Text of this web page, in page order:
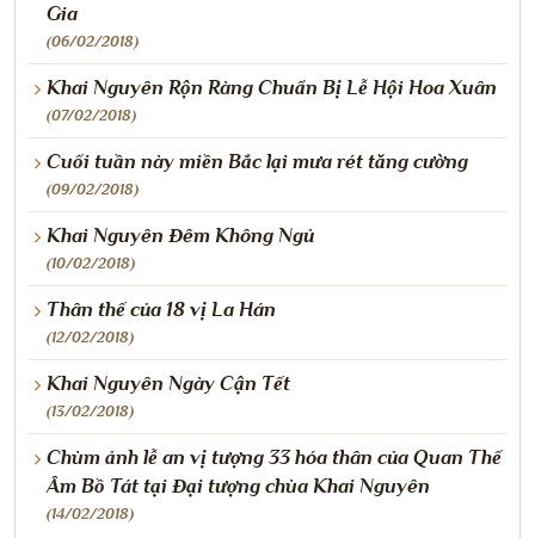
Gia
(06/02/2018)
Khai Nguyên Rộn Ràng Chuẩn Bị Lễ Hội Hoa Xuân
(07/02/2018)
Cuối tuần này miền Bắc lại mưa rét tăng cường
(09/02/2018)
Khai Nguyên Đêm Không Ngủ
(10/02/2018)
Thân thế của 18 vị La Hán
(12/02/2018)
Khai Nguyên Ngày Cận Tết
(13/02/2018)
Chùm ảnh lễ an vị tượng 33 hóa thân của Quan Thế
Âm Bồ Tát tại Đại tượng chùa Khai Nguyên
(14/02/2018)